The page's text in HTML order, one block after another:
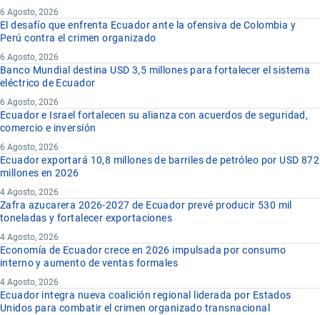
6 Agosto, 2026
El desafío que enfrenta Ecuador ante la ofensiva de Colombia y
Perú contra el crimen organizado
6 Agosto, 2026
Banco Mundial destina USD 3,5 millones para fortalecer el sistema
eléctrico de Ecuador
6 Agosto, 2026
Ecuador e Israel fortalecen su alianza con acuerdos de seguridad,
comercio e inversión
6 Agosto, 2026
Ecuador exportará 10,8 millones de barriles de petróleo por USD 872
millones en 2026
4 Agosto, 2026
Zafra azucarera 2026-2027 de Ecuador prevé producir 530 mil
toneladas y fortalecer exportaciones
4 Agosto, 2026
Economía de Ecuador crece en 2026 impulsada por consumo
interno y aumento de ventas formales
4 Agosto, 2026
Ecuador integra nueva coalición regional liderada por Estados
Unidos para combatir el crimen organizado transnacional